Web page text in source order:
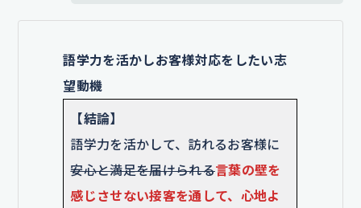
やすい表現に言い直しました。
【企業を選んだ理由】
貴社は「おもてなしの心」を大切に
し、リピーターのお客様も多い点に
惹かれました お客様一人ひとりのニ
ーズに合わせた柔軟な対応を重視し
語学力を活かしお客様対応をしたい志
望動機
【結論】
語学力を活かして、訪れるお客様に
安心と満足を届けられる言葉の壁を
感じさせない接客を通して、心地よ